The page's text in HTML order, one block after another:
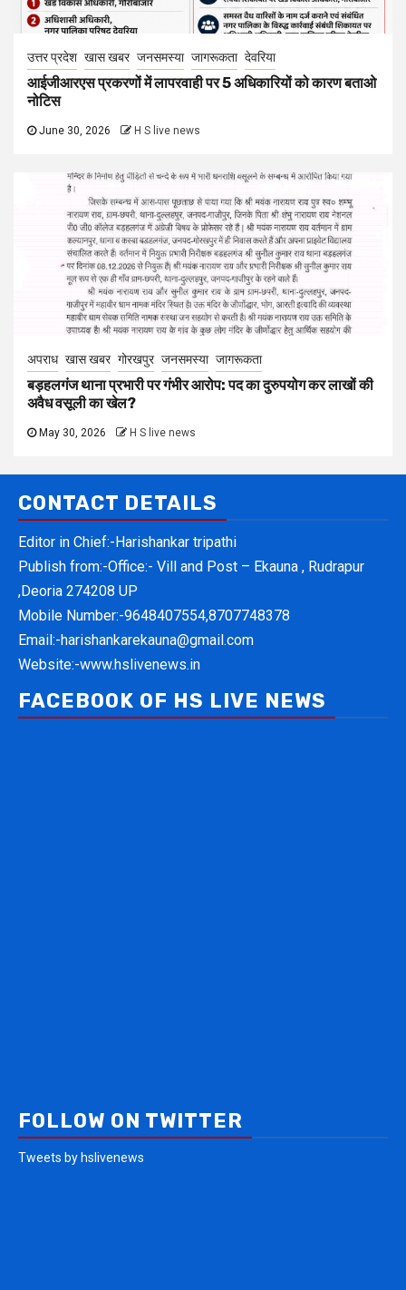
उत्तर प्रदेश खास खबर जनसमस्या जागरूकता देवरिया
आईजीआरएस प्रकरणों में लापरवाही पर 5 अधिकारियों को कारण बताओ
नोटिस
June 30, 2026 H S live news
अपराध खास खबर गोरखपुर जनसमस्या जागरूकता
बड़हलगंज थाना प्रभारी पर गंभीर आरोप: पद का दुरुपयोग कर लाखों की
अवैध वसूली का खेल?
May 30, 2026 H S live news
CONTACT DETAILS
Editor in Chief:-Harishankar tripathi
Publish from:-Office:- Vill and Post – Ekauna , Rudrapur
,Deoria 274208 UP
Mobile Number:-9648407554,8707748378
Email:-harishankarekauna@gmail.com
Website:-www.hslivenews.in
FACEBOOK OF HS LIVE NEWS
FOLLOW ON TWITTER
Tweets by hslivenews